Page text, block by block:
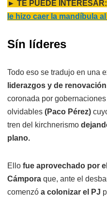
► TE PUEDE INTERESAR:
le hizo caer la mandíbula
Sín líderes
Todo eso se tradujo en una
liderazgos y de
coronada por
olvidables (Paco Pérez)
tren del kirchnerismo
plano.
Ello fue aprovechado por
Cámpora que, ante el
comenzó a colonizar el PJ